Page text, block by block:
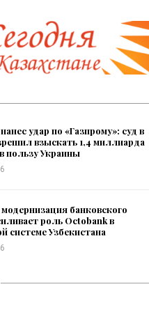
удар по «Газпрому»: суд в
взыскать 1,4 миллиарда
пользу Украины
банковского
роль Octobank в
системе Узбекистана